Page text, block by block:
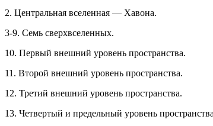
2. Центральная вселенная — Хавона.
3-9. Семь сверхвселенных.
10. Первый внешний уровень пространства.
11. Второй внешний уровень пространства.
12. Третий внешний уровень пространства.
13. Четвертый и предельный уровень